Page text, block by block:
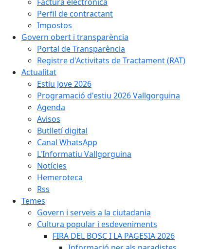
Perfil de contractant
Impostos
Govern obert i transparència
Portal de Transparència
Registre d'Activitats de Tractament (RAT)
Actualitat
Estiu Jove 2026
Programació d'estiu 2026 Vallgorguina
Agenda
Avisos
Butlletí digital
Canal WhatsApp
L'Informatiu Vallgorguina
Notícies
Hemeroteca
Rss
Temes
Govern i serveis a la ciutadania
Cultura popular i esdeveniments
FIRA DEL BOSC I LA PAGESIA 2026